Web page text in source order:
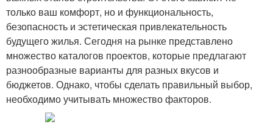
только ваш комфорт, но и функциональность,
безопасность и эстетическая привлекательность
будущего жилья. Сегодня на рынке представлено
множество каталогов проектов, которые предлагают
разнообразные варианты для разных вкусов и
бюджетов. Однако, чтобы сделать правильный выбор,
необходимо учитывать множество факторов.